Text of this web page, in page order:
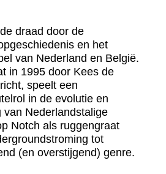
draad door de
en het
van Nederland en België.
in 1995 door Kees de
speelt een
in de evolutie en
van Nederlandstalige
Notch als ruggengraat
tot
(en overstijgend) genre.